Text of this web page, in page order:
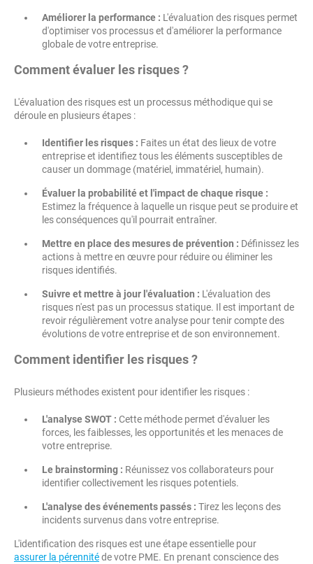
Améliorer la performance : L'évaluation des risques permet
d'optimiser vos processus et d'améliorer la performance
globale de votre entreprise.
Comment évaluer les risques ?
L'évaluation des risques est un processus méthodique qui se
déroule en plusieurs étapes :
Identifier les risques : Faites un état des lieux de votre
entreprise et identifiez tous les éléments susceptibles de
causer un dommage (matériel, immatériel, humain).
Évaluer la probabilité et l'impact de chaque risque :
Estimez la fréquence à laquelle un risque peut se produire et
les conséquences qu'il pourrait entraîner.
Mettre en place des mesures de prévention : Définissez les
actions à mettre en œuvre pour réduire ou éliminer les
risques identifiés.
Suivre et mettre à jour l'évaluation : L'évaluation des
risques n'est pas un processus statique. Il est important de
revoir régulièrement votre analyse pour tenir compte des
évolutions de votre entreprise et de son environnement.
Comment identifier les risques ?
Plusieurs méthodes existent pour identifier les risques :
L'analyse SWOT : Cette méthode permet d'évaluer les
forces, les faiblesses, les opportunités et les menaces de
votre entreprise.
Le brainstorming : Réunissez vos collaborateurs pour
identifier collectivement les risques potentiels.
L'analyse des événements passés : Tirez les leçons des
incidents survenus dans votre entreprise.
L'identification des risques est une étape essentielle pour
assurer la pérennitéde votre PME. En prenant conscience des